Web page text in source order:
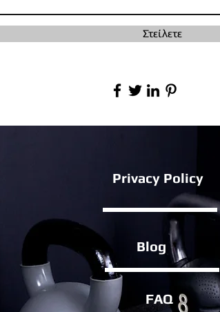
Στείλετε
Privacy Policy
Blog
FAQ